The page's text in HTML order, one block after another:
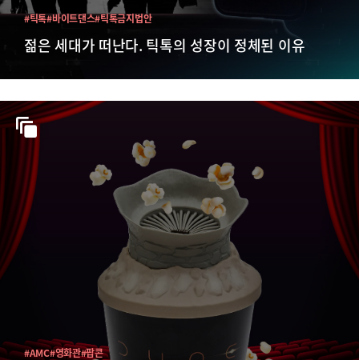
젊은 세대가 떠난다. 틱톡의 성장이 정체된 이유
#틱톡#바이트댄스#틱톡금지법안
#AMC#영화관#팝콘